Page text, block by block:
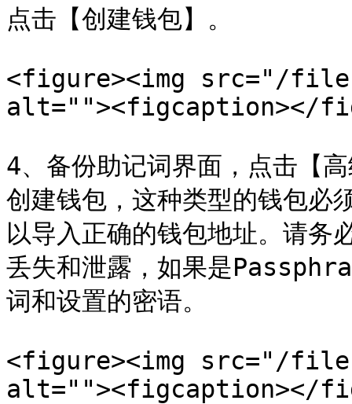
点击【创建钱包】。
<figure><img src="/files/
alt=""><figcaption></
4、备份助记词界面，点击【
创建钱包，这种类型的钱包必
以导入正确的钱包地址。请务
丢失和泄露，如果是
词和设置的密语。
<figure><img src="/
alt=""><figcaption></